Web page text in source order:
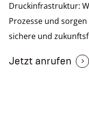
Druckinfrastruktur:
Prozesse und
sichere und
Jetzt anrufen